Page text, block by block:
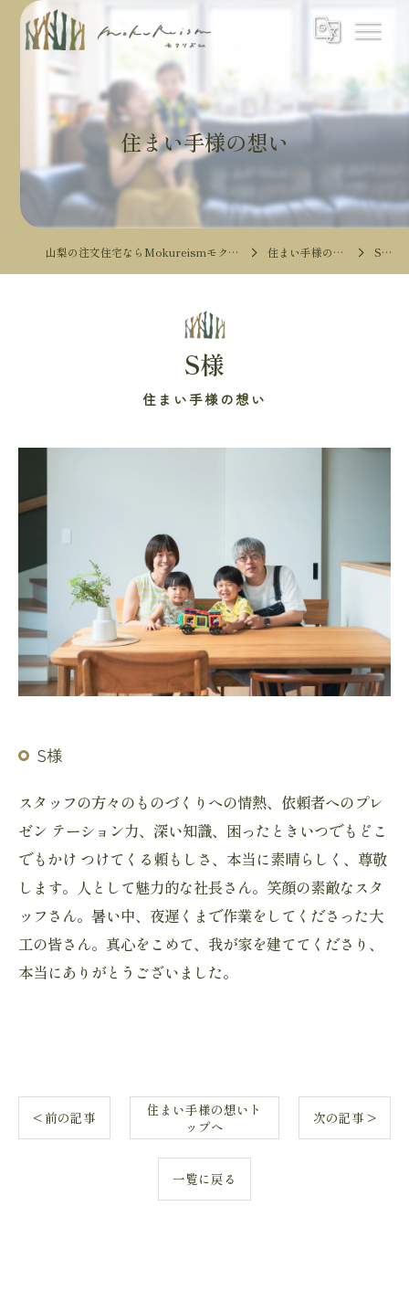
住まい手様の想い
山梨の注文住宅ならMokureismモクリズム 住まい手様の想い S様
住まい手様の想い
S様
S様
スタッフの方々のものづくりへの情熱、依頼者へのプレ
ゼン テーション力、深い知識、困ったときいつでもどこ
でもかけ つけてくる頼もしさ、本当に素晴らしく、尊敬
します。人として魅力的な社長さん。笑顔の素敵なスタ
ッフさん。暑い中、夜遅くまで作業をしてくださった大
工の皆さん。真心をこめて、我が家を建ててくださり、
本当にありがとうございました。
< 前の記事
住まい手様の想いト
ップへ
次の記事 >
一覧に戻る